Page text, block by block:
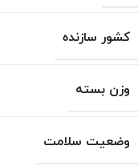
کشور سازنده
وزن بسته
وضعیت سلامت